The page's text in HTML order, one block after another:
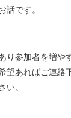
話です。
り参加者を増や
望あればご連絡
い。